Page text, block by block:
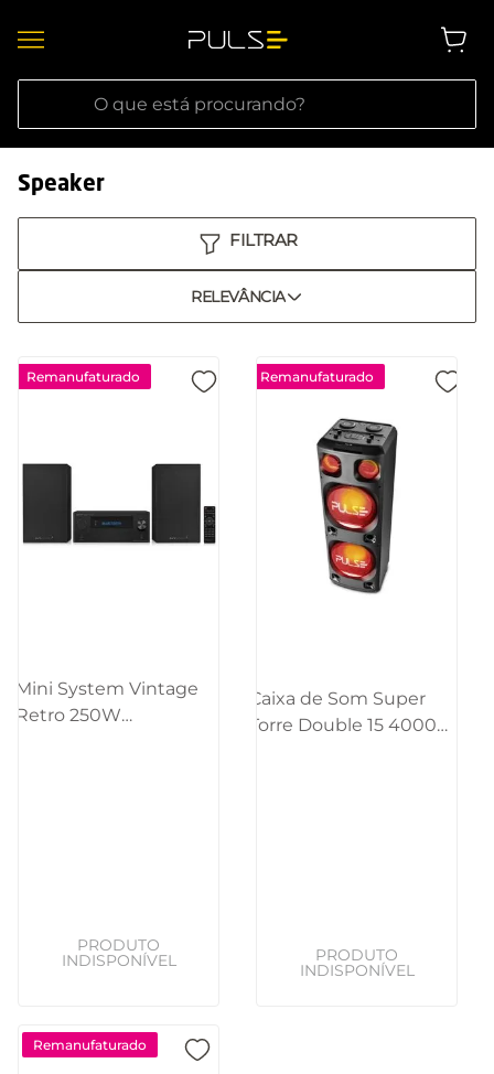
O que está procurando?
Speaker
RELEVÂNCIA
Remanufaturado
Mini System Vintage
Retro 250W
Remanufaturado
Caixa de Som Super
Torre Double 15 4000W
Remanufaturado